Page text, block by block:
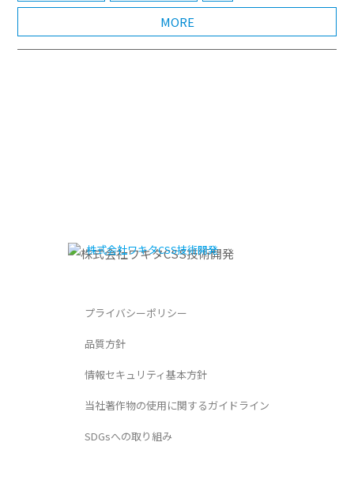
MORE
プライバシーポリシー
品質方針
情報セキュリティ基本方針
当社著作物の使用に関するガイドライン
SDGsへの取り組み